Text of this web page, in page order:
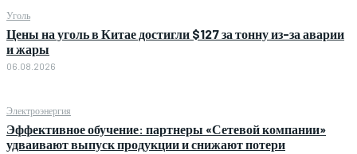
Уголь
Цены на уголь в Китае достигли $127 за тонну из-за аварии
и жары
06.08.2026
Электроэнергия
Эффективное обучение: партнеры «Сетевой компании»
удваивают выпуск продукции и снижают потери